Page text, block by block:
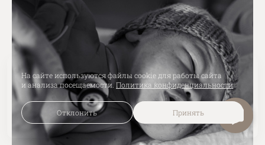
На сайте используются файлы cookie для работы сайта
и анализа посещаемости.Политика конфиденциальности
Отклонить Принять